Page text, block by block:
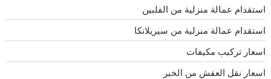
استقدام عمالة منزلية من الفلبين
استقدام عمالة منزلية من سيريلانكا
اسعار تركيب مكيفات
اسعار نقل العفش من الخبر